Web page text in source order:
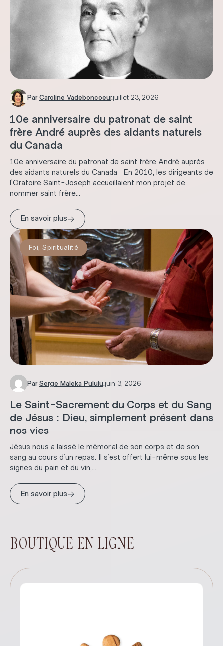
Par Caroline Vadeboncoeur.juillet 23, 2026
10e anniversaire du patronat de saint
frère André auprès des aidants naturels
du Canada
10e anniversaire du patronat de saint frère André auprès
des aidants naturels du Canada En 2010, les dirigeants de
l’Oratoire Saint-Joseph accueillaient mon projet de
nommer saint frère...
En savoir plus→
Foi ,Spiritualité
Par Serge Maleka Pululu.juin 3, 2026
Le Saint-Sacrement du Corps et du Sang
de Jésus : Dieu, simplement présent dans
nos vies
Jésus nous a laissé le mémorial de son corps et de son
sang au cours d’un repas. Il s’est offert lui-même sous les
signes du pain et du vin,...
En savoir plus→
BOUTIQUE EN LIGNE